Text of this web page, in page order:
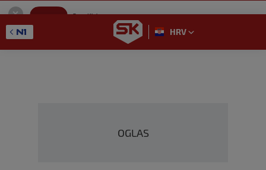
SportKlub
GET - On the Google Play
HRV
OGLAS